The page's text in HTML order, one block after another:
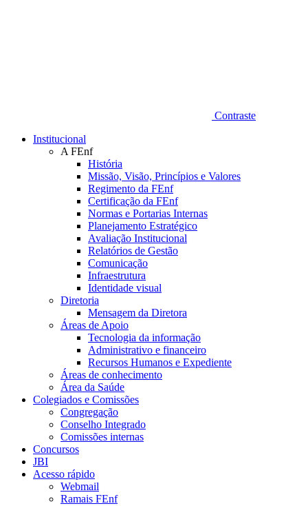
Contraste
Institucional
A FEnf
História
Missão, Visão, Princípios e Valores
Regimento da FEnf
Certificação da FEnf
Normas e Portarias Internas
Planejamento Estratégico
Avaliação Institucional
Relatórios de Gestão
Comunicação
Infraestrutura
Identidade visual
Diretoria
Mensagem da Diretora
Áreas de Apoio
Tecnologia da informação
Administrativo e financeiro
Recursos Humanos e Expediente
Áreas de conhecimento
Área da Saúde
Colegiados e Comissões
Congregação
Conselho Integrado
Comissões internas
Concursos
JBI
Acesso rápido
Webmail
Ramais FEnf